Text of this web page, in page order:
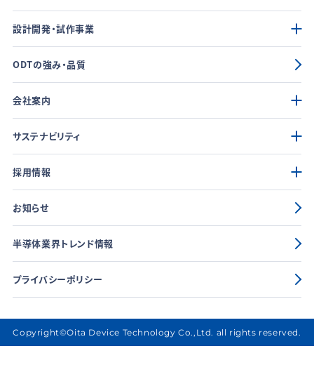
設計開発・試作事業
ODTの強み・品質
会社案内
サステナビリティ
採用情報
お知らせ
半導体業界トレンド情報
プライバシーポリシー
Copyright©Oita Device Technology Co.,Ltd. all rights reserved.